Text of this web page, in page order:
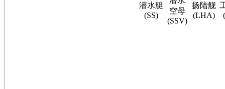
潜水艇
(SS)
空母
(SSV)
扬陆舰
(LHA)